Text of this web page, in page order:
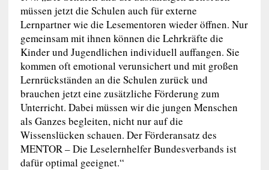
müssen jetzt die Schulen auch für externe
Lernpartner wie die Lesementoren wieder öffnen. Nur
gemeinsam mit ihnen können die Lehrkräfte die
Kinder und Jugendlichen individuell auffangen. Sie
kommen oft emotional verunsichert und mit großen
Lernrückständen an die Schulen zurück und
brauchen jetzt eine zusätzliche Förderung zum
Unterricht. Dabei müssen wir die jungen Menschen
als Ganzes begleiten, nicht nur auf die
Wissenslücken schauen. Der Förderansatz des
MENTOR – Die Leselernhelfer Bundesverbands ist
dafür optimal geeignet.“